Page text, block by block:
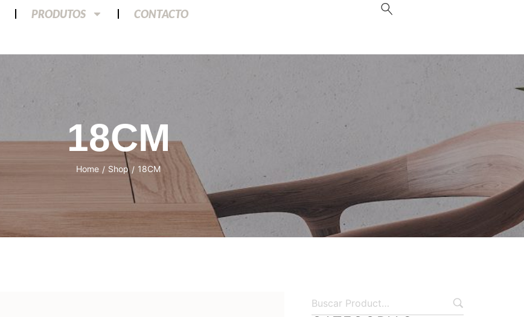
PRODUTOS CONTACTO
18CM
Home / Shop / 18CM